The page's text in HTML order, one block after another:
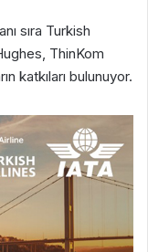
sıra Turkish
ThinKom
katkıları bulunuyor.